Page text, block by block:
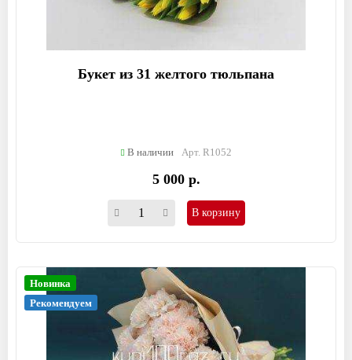
Букет из 31 желтого тюльпана
В наличии Арт. R1052
5 000 р.
В корзину
Новинка
Рекомендуем